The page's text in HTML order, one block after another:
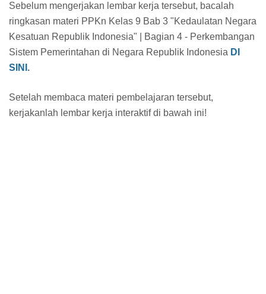
Sebelum mengerjakan lembar kerja tersebut, bacalah
ringkasan materi PPKn Kelas 9 Bab 3 "Kedaulatan Negara
Kesatuan Republik Indonesia" | Bagian 4 - Perkembangan
Sistem Pemerintahan di Negara Republik Indonesia DI
SINI.
Setelah membaca materi pembelajaran tersebut,
kerjakanlah lembar kerja interaktif di bawah ini!